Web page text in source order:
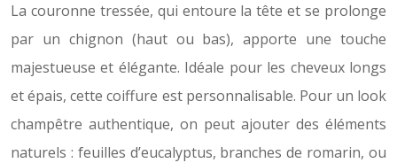
La couronne tressée, qui entoure la tête et se prolonge
par un chignon (haut ou bas), apporte une touche
majestueuse et élégante. Idéale pour les cheveux longs
et épais, cette coiffure est personnalisable. Pour un look
champêtre authentique, on peut ajouter des éléments
naturels : feuilles d’eucalyptus, branches de romarin, ou